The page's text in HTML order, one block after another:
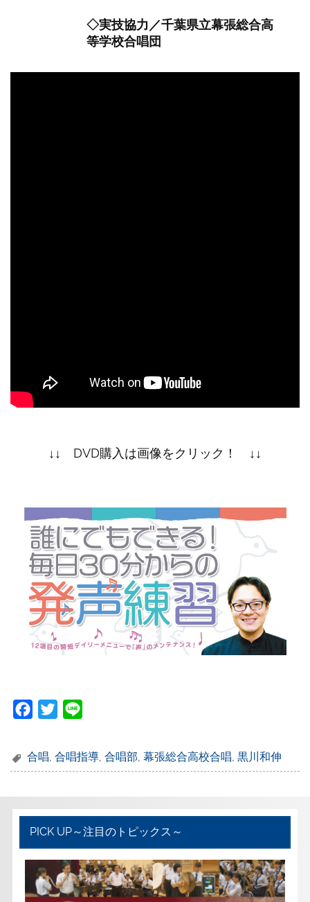
◇実技協力／千葉県立幕張総合高
等学校合唱団
↓↓ DVD購入は画像をクリック！ ↓↓
e
o
o
r
合唱,合唱指導,合唱部,幕張総合高校合唱,黒川和伸
PICK UP～注目のトピックス～